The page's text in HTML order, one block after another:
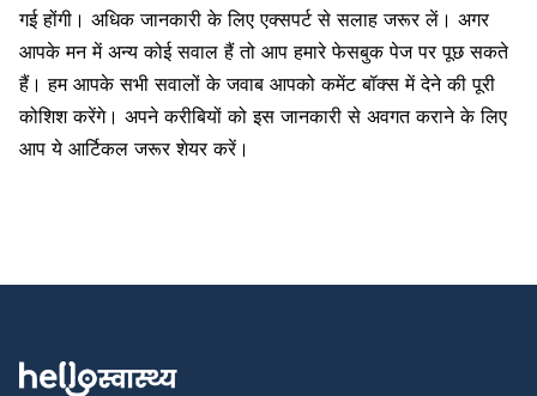
गई होंगी। अधिक जानकारी के लिए एक्सपर्ट से सलाह जरूर लें। अगर
आपके मन में अन्य कोई सवाल हैं तो आप हमारे फेसबुक पेज पर पूछ सकते
हैं। हम आपके सभी सवालों के जवाब आपको कमेंट बॉक्स में देने की पूरी
कोशिश करेंगे। अपने करीबियों को इस जानकारी से अवगत कराने के लिए
आप ये आर्टिकल जरूर शेयर करें।